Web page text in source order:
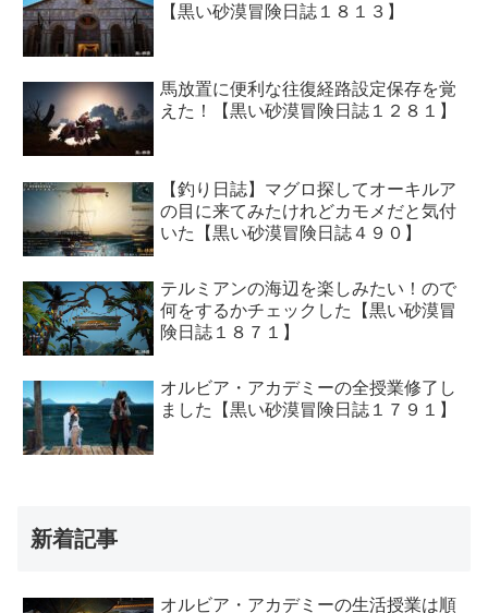
【黒い砂漠冒険日誌１８１３】
馬放置に便利な往復経路設定保存を覚
えた！【黒い砂漠冒険日誌１２８１】
【釣り日誌】マグロ探してオーキルア
の目に来てみたけれどカモメだと気付
いた【黒い砂漠冒険日誌４９０】
テルミアンの海辺を楽しみたい！ので
何をするかチェックした【黒い砂漠冒
険日誌１８７１】
オルビア・アカデミーの全授業修了し
ました【黒い砂漠冒険日誌１７９１】
新着記事
オルビア・アカデミーの生活授業は順